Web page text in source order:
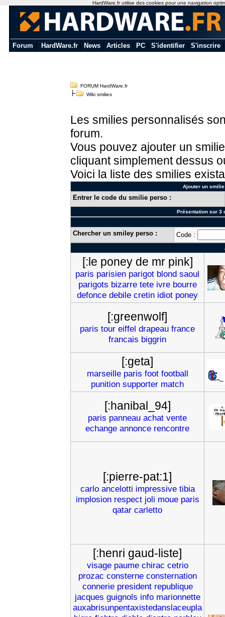
Forum HardWare.fr News Articles PC S'identifier S'inscrire
FORUM HardWare.fr
Wiki smilies
Les smilies personnalisés
forum.
Vous pouvez ajouter un
cliquant simplement dessus
Voici la liste des smilies
Ajouter un
Entrer le code du smilie perso :
Présentation sur 3
Chercher un smiley perso : Code :
[:le poney de mr pink]
paris parisien parigot blond saoul
parigots bizarre tete ivre bourre
defonce debile cretin idiot poney
[:greenwolf]
paris tour eiffel drapeau france
francais biggrin
[:geta]
marseille paris foot football
punition supporter match
[:hanibal_94]
paris panneau achat vente
echange annonce rencontre
[:pierre-pat:1]
carlo ancelotti impressive tibia
implosion respect joli moue paris
qatar carletto
[:henri gaud-liste]
visage paume chirac cetrio
prozac consterne consternation
connerie president republique
jacques guignols info marionnette
auxabrisunpentaxistedanslaceupla
HardWare.fr utilise des cookies pour une navigation